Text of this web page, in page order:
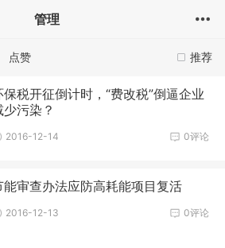
管理
推荐
点赞
保税开征倒计时，“费改税”倒逼企业
少污染？
0评论
2016-12-14
能审查办法应防高耗能项目复活
0评论
2016-12-13